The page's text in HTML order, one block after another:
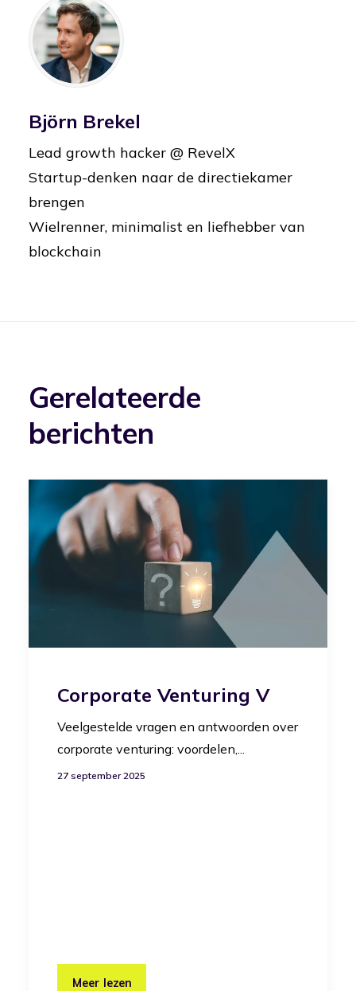
Björn Brekel
Lead growth hacker @ RevelX
Startup-denken naar de directiekamer
brengen
Wielrenner, minimalist en liefhebber van
blockchain
Gerelateerde
berichten
Corporate Venturing V
Veelgestelde vragen en antwoorden over
corporate venturing: voordelen,...
27 september 2025
Meer lezen